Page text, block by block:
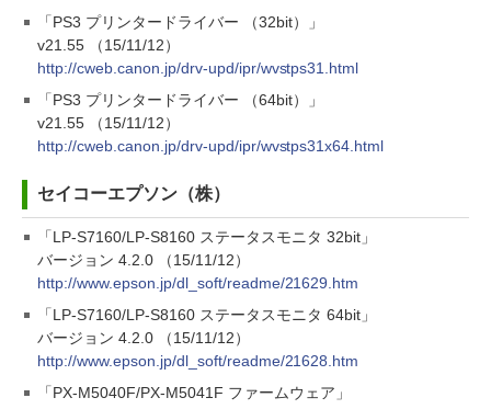
「PS3 プリンタードライバー （32bit）」
v21.55 （15/11/12）
http://cweb.canon.jp/drv-upd/ipr/wvstps31.html
「PS3 プリンタードライバー （64bit）」
v21.55 （15/11/12）
http://cweb.canon.jp/drv-upd/ipr/wvstps31x64.html
セイコーエプソン（株）
「LP-S7160/LP-S8160 ステータスモニタ 32bit」
バージョン 4.2.0 （15/11/12）
http://www.epson.jp/dl_soft/readme/21629.htm
「LP-S7160/LP-S8160 ステータスモニタ 64bit」
バージョン 4.2.0 （15/11/12）
http://www.epson.jp/dl_soft/readme/21628.htm
「PX-M5040F/PX-M5041F ファームウェア」